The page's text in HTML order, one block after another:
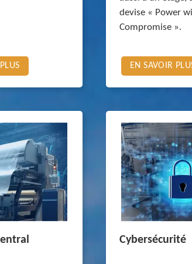
devise « Power
Compromise ».
EN SAVOIR
Cybersécurité